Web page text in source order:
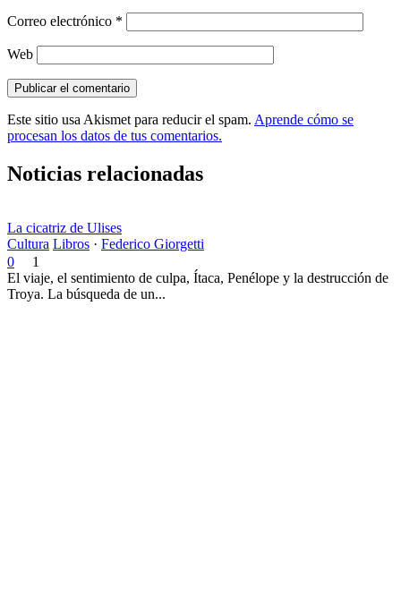
Correo electrónico *
Web
Este sitio usa Akismet para reducir el spam. Aprende cómo se
procesan los datos de tus comentarios.
Noticias relacionadas
La cicatriz de Ulises
Cultura Libros · Federico Giorgetti
0
1
El viaje, el sentimiento de culpa, Ítaca, Penélope y la destrucción de
Troya. La búsqueda de un...